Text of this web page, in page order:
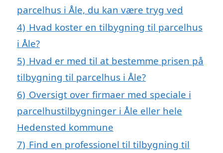
parcelhus i Åle, du kan være tryg ved
4) Hvad koster en tilbygning til parcelhus
i Åle?
5) Hvad er med til at bestemme prisen på
tilbygning til parcelhus i Åle?
6) Oversigt over firmaer med speciale i
parcelhustilbygninger i Åle eller hele
Hedensted kommune
7) Find en professionel til tilbygning til